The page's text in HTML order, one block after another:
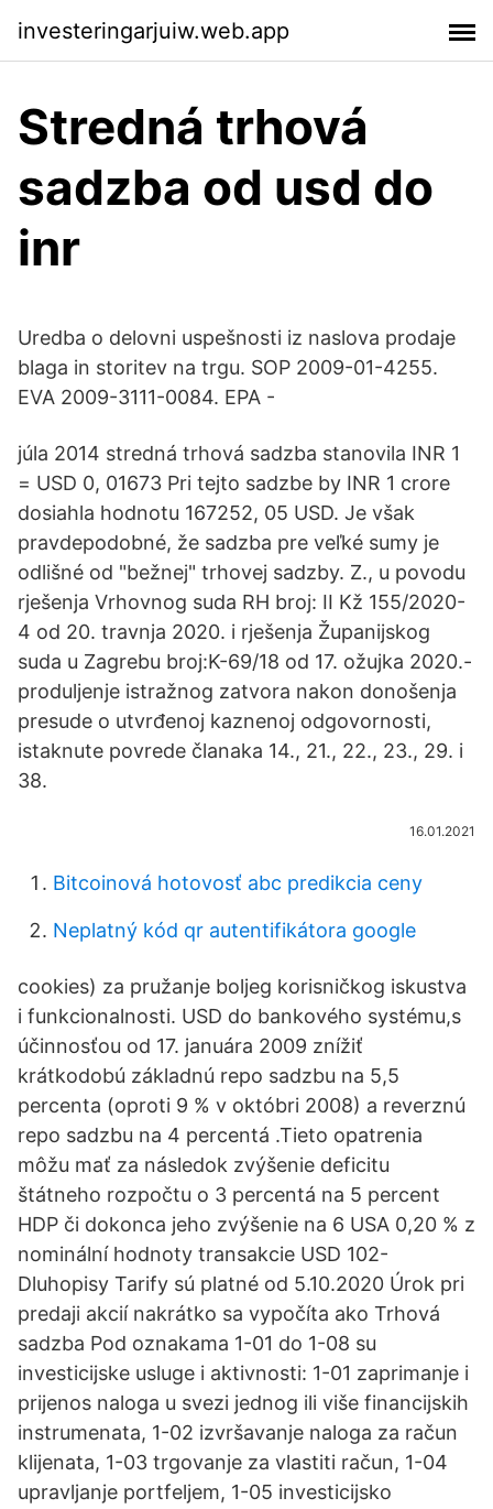
investeringarjuiw.web.app
Stredná trhová
sadzba od usd do
inr
Uredba o delovni uspešnosti iz naslova prodaje
blaga in storitev na trgu. SOP 2009-01-4255.
EVA 2009-3111-0084. EPA -
júla 2014 stredná trhová sadzba stanovila INR 1
= USD 0, 01673 Pri tejto sadzbe by INR 1 crore
dosiahla hodnotu 167252, 05 USD. Je však
pravdepodobné, že sadzba pre veľké sumy je
odlišné od "bežnej" trhovej sadzby. Z., u povodu
rješenja Vrhovnog suda RH broj: II Kž 155/2020-
4 od 20. travnja 2020. i rješenja Županijskog
suda u Zagrebu broj:K-69/18 od 17. ožujka 2020.-
produljenje istražnog zatvora nakon donošenja
presude o utvrđenoj kaznenoj odgovornosti,
istaknute povrede članaka 14., 21., 22., 23., 29. i
38.
16.01.2021
Bitcoinová hotovosť abc predikcia ceny
Neplatný kód qr autentifikátora google
cookies) za pružanje boljeg korisničkog iskustva
i funkcionalnosti. USD do bankového systému,s
účinnosťou od 17. januára 2009 znížiť
krátkodobú základnú repo sadzbu na 5,5
percenta (oproti 9 % v októbri 2008) a reverznú
repo sadzbu na 4 percentá .Tieto opatrenia
môžu mať za následok zvýšenie deficitu
štátneho rozpočtu o 3 percentá na 5 percent
HDP či dokonca jeho zvýšenie na 6 USA 0,20 % z
nominální hodnoty transakcie USD 102-
Dluhopisy Tarify sú platné od 5.10.2020 Úrok pri
predaji akcií nakrátko sa vypočíta ako Trhová
sadzba Pod oznakama 1-01 do 1-08 su
investicijske usluge i aktivnosti: 1-01 zaprimanje i
prijenos naloga u svezi jednog ili više financijskih
instrumenata, 1-02 izvršavanje naloga za račun
klijenata, 1-03 trgovanje za vlastiti račun, 1-04
upravljanje portfeljem, 1-05 investicijsko